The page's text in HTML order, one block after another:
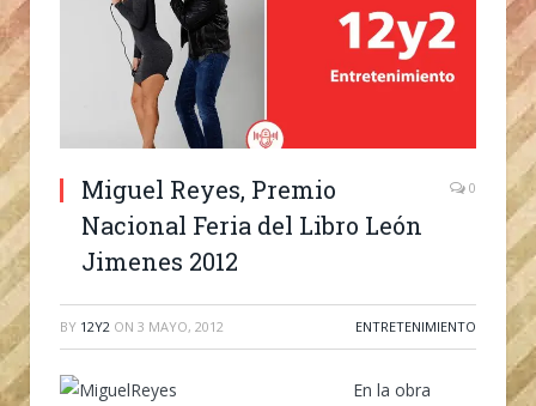
Miguel Reyes, Premio
Nacional Feria del Libro León
Jimenes 2012
0
BY 12Y2 ON 3 MAYO, 2012 ENTRETENIMIENTO
En la obra